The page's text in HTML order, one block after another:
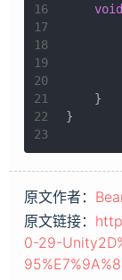
16
17
18
19
20
21
22
23
void
    }
}
原文作者：
原文链接：
0-29-